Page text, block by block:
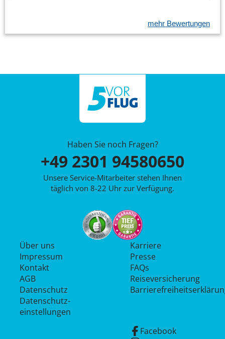
mehr Bewertungen
Haben Sie noch Fragen?
+49 2301 94580650
Unsere Service-Mitarbeiter stehen Ihnen
täglich von 8-22 Uhr zur Verfügung.
Über uns
Impressum
Kontakt
AGB
Datenschutz
Datenschutz­
einstellungen
Karriere
Presse
FAQs
Reiseversicherung
Facebook